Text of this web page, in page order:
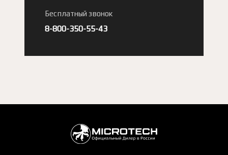
Бесплатный звонок
8-800-350-55-43